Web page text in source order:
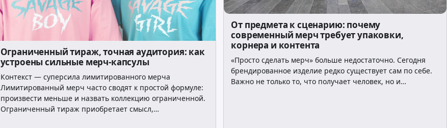
Ограниченный тираж, точная аудитория: как
устроены сильные мерч-капсулы
Контекст — суперсила лимитированного мерча
Лимитированный мерч часто сводят к простой формуле:
произвести меньше и назвать коллекцию ограниченной.
Ограниченный тираж приобретает смысл,…
От предмета к сценарию: почему
современный мерч требует упаковки,
корнера и контента
«Просто сделать мерч» больше недостаточно. Сегодня
брендированное изделие редко существует сам по себе.
Важно не только то, что получает человек, но и…